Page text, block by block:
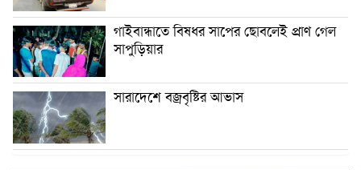
গাইবান্ধাতে বিষধর সাপের ছোবলেই প্রাণ গেল
সাপুড়িয়ার
সারাদেশে বজ্রবৃষ্টির আভাস